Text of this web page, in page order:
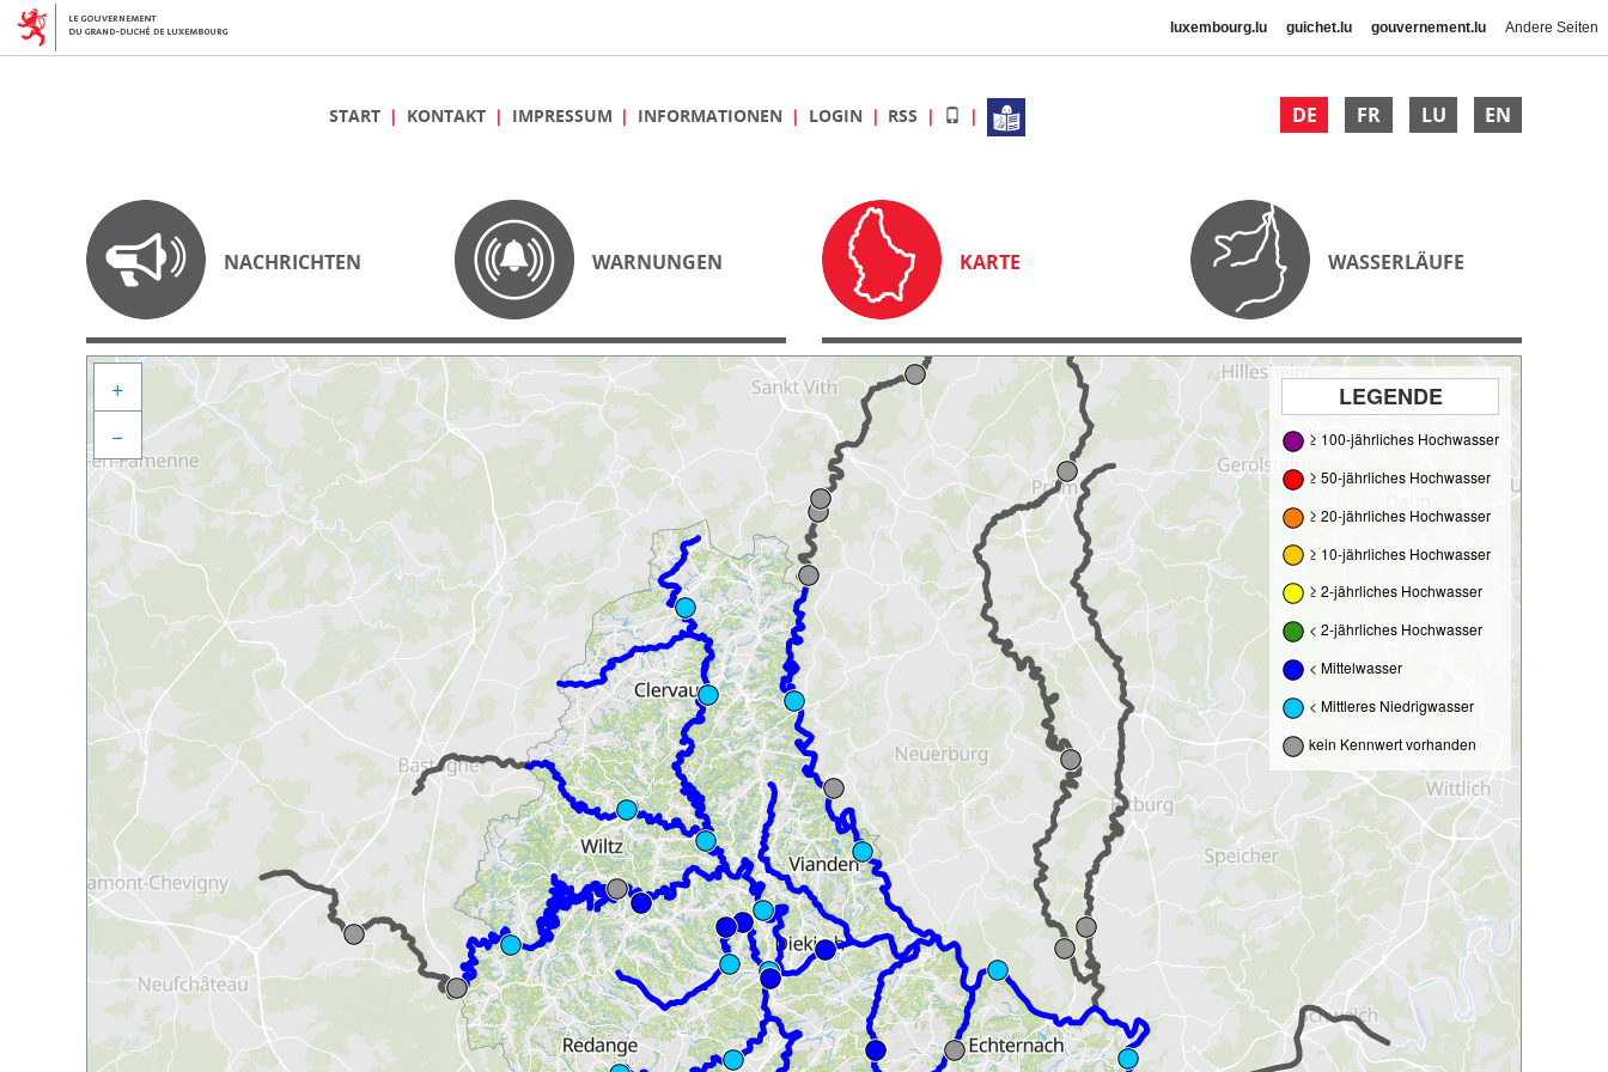
luxembourg.lu guichet.lu gouvernement.lu Andere Seiten
DE FR LU EN
START KONTAKT IMPRESSUM INFORMATIONEN LOGIN RSS
NACHRICHTEN WARNUNGEN KARTE WASSERLÄUFE
LEGENDE
≥ 100-jährliches Hochwasser
≥ 50-jährliches Hochwasser
≥ 20-jährliches Hochwasser
≥ 10-jährliches Hochwasser
≥ 2-jährliches Hochwasser
< 2-jährliches Hochwasser
< Mittelwasser
< Mittleres Niedrigwasser
kein Kennwert vorhanden
+
−